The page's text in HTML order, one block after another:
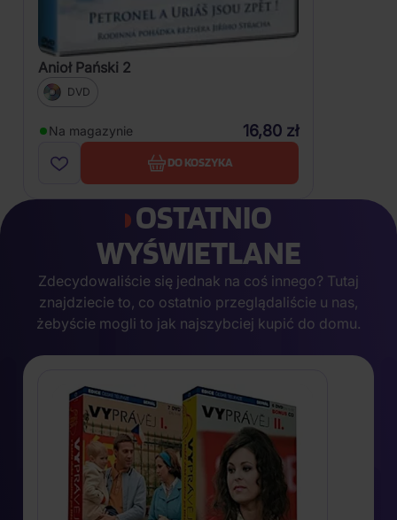
Anioł Pański 2
DVD
Na magazynie 16,80 zł
DO KOSZYKA
OSTATNIO
WYŚWIETLANE
Zdecydowaliście się jednak na coś innego? Tutaj
znajdziecie to, co ostatnio przeglądaliście u nas,
żebyście mogli to jak najszybciej kupić do domu.